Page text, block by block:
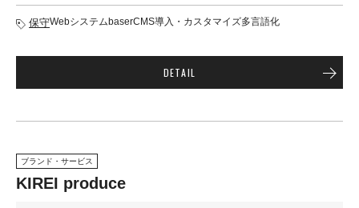
保守WebシステムbaserCMS導入・カスタマイズ多言語化
DETAIL
ブランド・サービス
KIREI produce